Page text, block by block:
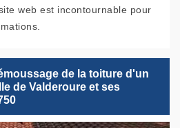
web est incontournable pour
de la toiture d'un
de Valderoure et ses